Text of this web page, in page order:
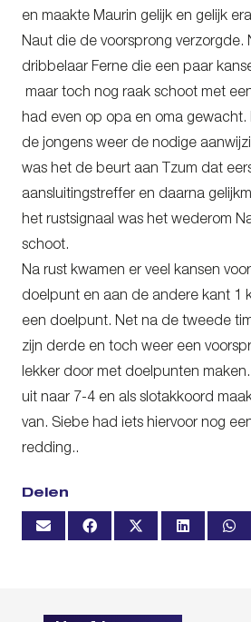
en maakte Maurin gelijk en gelijk
Naut die de voorsprong verzorgde.
dribbelaar Ferne die een paar
maar toch nog raak schoot met
had even op opa en oma gewacht.
de jongens weer de nodige
was het de beurt aan Tzum dat
aansluitingstreffer en daarna
het rustsignaal was het wederom
schoot.
Na rust kwamen er veel kansen
doelpunt en aan de andere kant 1
een doelpunt. Net na de tweede
zijn derde en toch weer een
lekker door met doelpunten
uit naar 7-4 en als slotakkoord
van. Siebe had iets hiervoor nog
redding..
Delen